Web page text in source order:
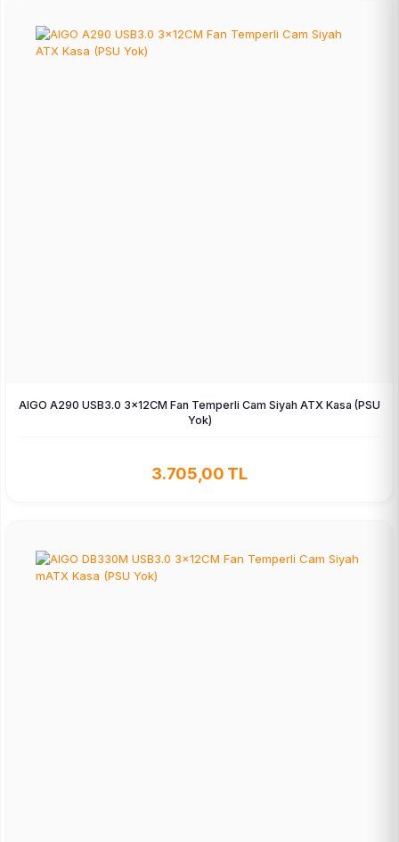
AIGO A290 USB3.0 3×12CM Fan Temperli Cam Siyah ATX Kasa (PSU
Yok)
3.705,00 TL